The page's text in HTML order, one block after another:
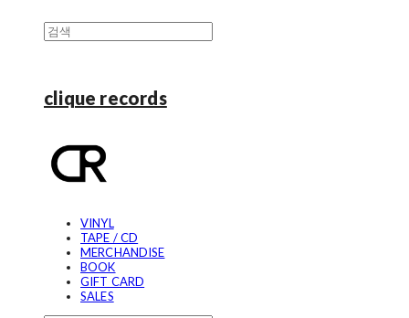
clique records
VINYL
TAPE / CD
MERCHANDISE
BOOK
GIFT CARD
SALES